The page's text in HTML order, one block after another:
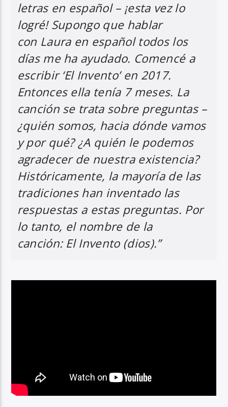
letras en español – ¡esta vez lo
logré! Supongo que hablar
con Laura en español todos los
días me ha ayudado. Comencé a
escribir ‘El Invento’ en 2017.
Entonces ella tenía 7 meses. La
canción se trata sobre preguntas –
¿quién somos, hacia dónde vamos
y por qué? ¿A quién le podemos
agradecer de nuestra existencia?
Históricamente, la mayoría de las
tradiciones han inventado las
respuestas a estas preguntas. Por
lo tanto, el nombre de la
canción: El Invento (dios).”